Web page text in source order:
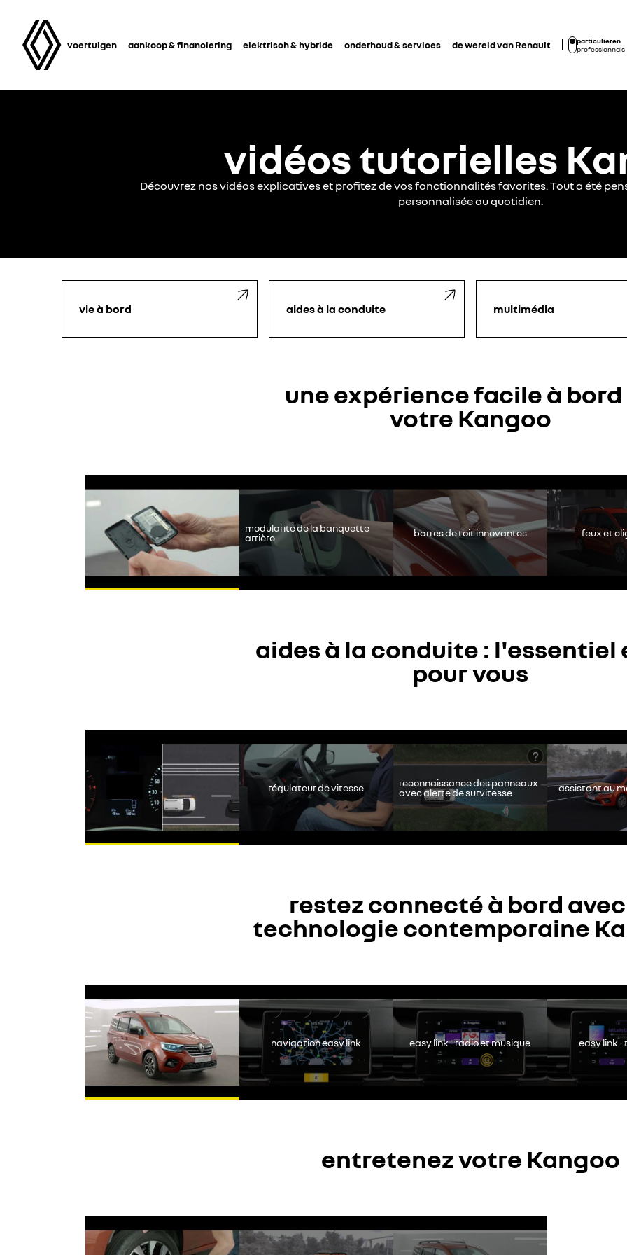
voertuigen aankoop & financiering elektrisch & hybride onderhoud & services de wereld van Renault
particulieren
professionnals
vidéos tutorielles
Découvrez nos vidéos explicatives et profitez de vos fonctionnalités favorites. Tout a été
personnalisée au quotidien.
vie à bord aides à la conduite multimédia
une expérience facile à bord
votre Kangoo
Alles weigeren Alles aanvaarden
modularité de la banquette
arrière
barres de toit innovantes feux et
aides à la conduite : l'essentiel
pour vous
Alles weigeren Alles aanvaarden
régulateur de vitesse
reconnaissance des panneaux
avec alerte de survitesse
assistant au
restez connecté à bord
technologie contemporaine
Alles weigeren Alles aanvaarden
navigation easy link easy link - radio et musique easy link -
entretenez votre Kangoo
Alles weigeren Alles aanvaarden